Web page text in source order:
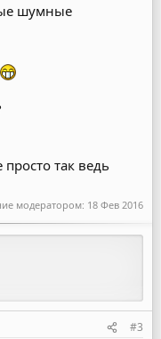
шумные
так ведь
модератором: 18 Фев 2016
#3